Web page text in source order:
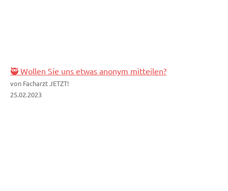
🥷 Wollen Sie uns etwas anonym mitteilen?
von Facharzt JETZT!
25.02.2023